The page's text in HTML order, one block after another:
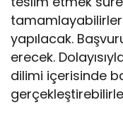
tamamlayabilirler.
yapılacak.
erecek.
dilimi içerisinde